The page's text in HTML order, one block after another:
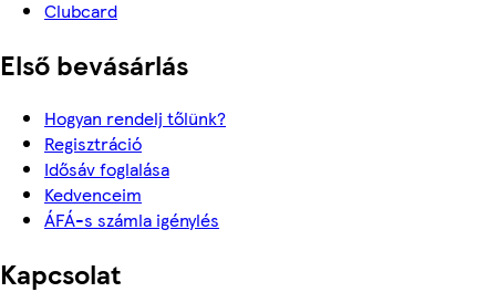
Clubcard
Első bevásárlás
Hogyan rendelj tőlünk?
Regisztráció
Idősáv foglalása
Kedvenceim
ÁFÁ-s számla igénylés
Kapcsolat